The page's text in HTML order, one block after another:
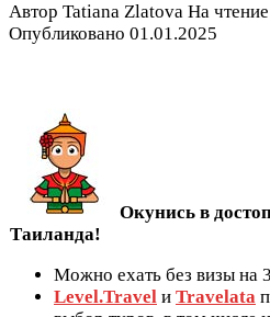
Автор Tatiana Zlatova На чтение
Опубликовано 01.01.2025
Окунись в
Таиланда!
Можно ехать без визы на
Level.Travel и Travelata